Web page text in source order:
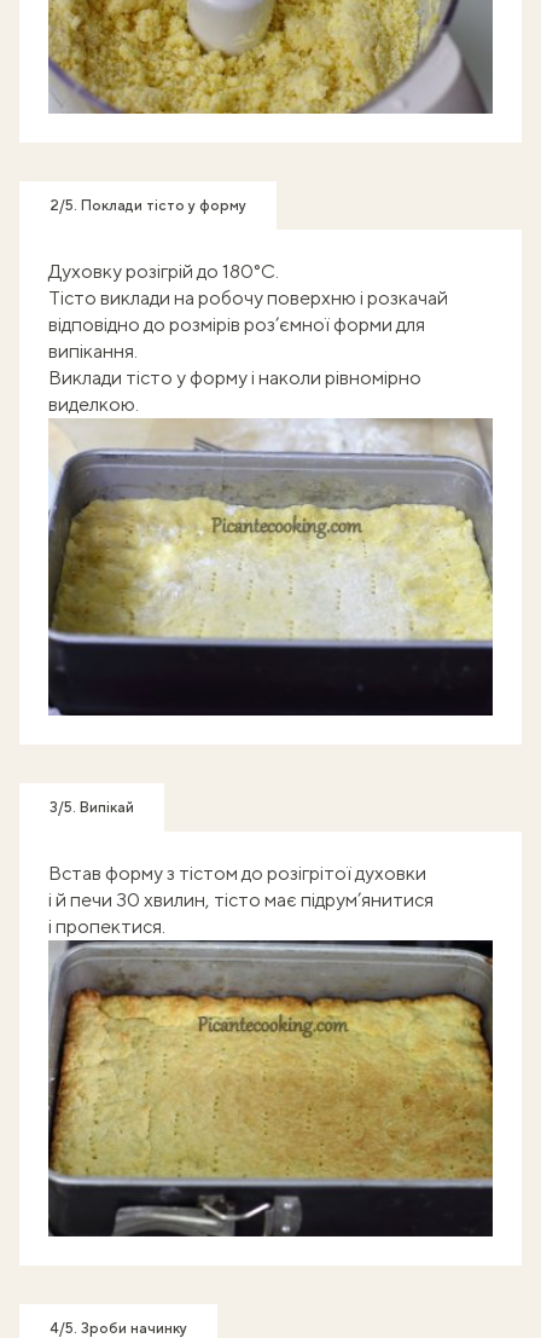
2/5. Поклади тісто у форму
Духовку розігрій до 180°С.
Тісто виклади на робочу поверхню і розкачай
відповідно до розмірів роз’ємної форми для
випікання.
Виклади тісто у форму і наколи рівномірно
виделкою.
3/5. Випікай
Встав форму з тістом до розігрітої духовки
і й печи 30 хвилин, тісто має підрум’янитися
і пропектися.
4/5. Зроби начинку